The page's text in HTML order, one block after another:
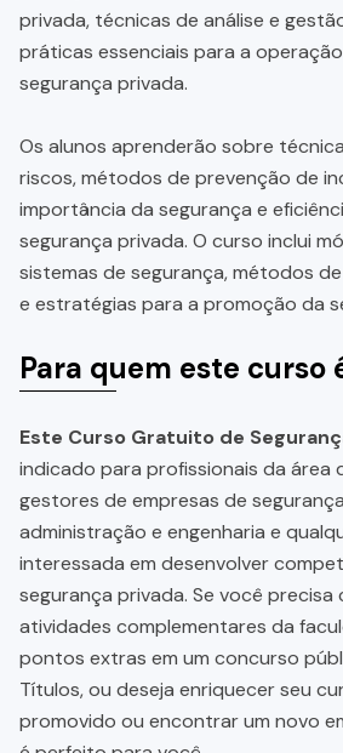
privada, técnicas de análise e
práticas essenciais para a
segurança privada.
Os alunos aprenderão sobre
riscos, métodos de prevenção de
importância da segurança e
segurança privada. O curso inclui
sistemas de segurança, métodos
e estratégias para a promoção da
Para quem este curso
Este Curso Gratuito de
indicado para profissionais da área
gestores de empresas de
administração e engenharia e
interessada em desenvolver
segurança privada. Se você
atividades complementares da
pontos extras em um concurso
Títulos, ou deseja enriquecer seu
promovido ou encontrar um novo